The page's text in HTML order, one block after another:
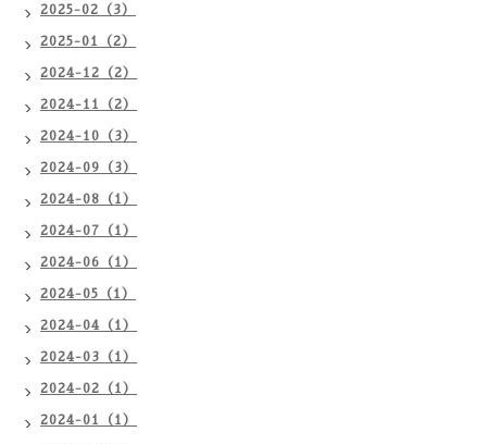
2025-02（3）
2025-01（2）
2024-12（2）
2024-11（2）
2024-10（3）
2024-09（3）
2024-08（1）
2024-07（1）
2024-06（1）
2024-05（1）
2024-04（1）
2024-03（1）
2024-02（1）
2024-01（1）